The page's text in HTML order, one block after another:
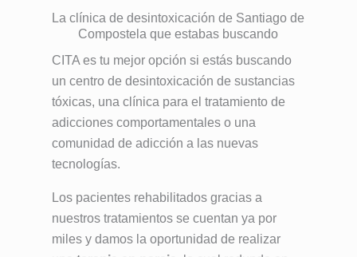
La clínica de desintoxicación de Santiago de
Compostela que estabas buscando
CITA es tu mejor opción si estás buscando
un centro de desintoxicación de sustancias
tóxicas, una clínica para el tratamiento de
adicciones comportamentales o una
comunidad de adicción a las nuevas
tecnologías.
Los pacientes rehabilitados gracias a
nuestros tratamientos se cuentan ya por
miles y damos la oportunidad de realizar